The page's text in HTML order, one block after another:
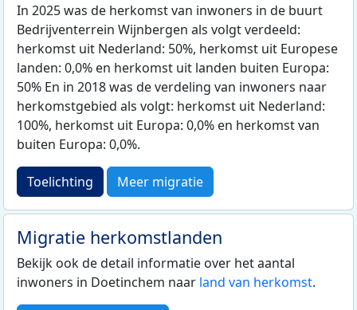
In 2025 was de herkomst van inwoners in de buurt
Bedrijventerrein Wijnbergen als volgt verdeeld:
herkomst uit Nederland: 50%, herkomst uit Europese
landen: 0,0% en herkomst uit landen buiten Europa:
50% En in 2018 was de verdeling van inwoners naar
herkomstgebied als volgt: herkomst uit Nederland:
100%, herkomst uit Europa: 0,0% en herkomst van
buiten Europa: 0,0%.
Toelichting Meer migratie
Migratie herkomstlanden
Bekijk ook de detail informatie over het aantal
inwoners in Doetinchem naar land van herkomst.